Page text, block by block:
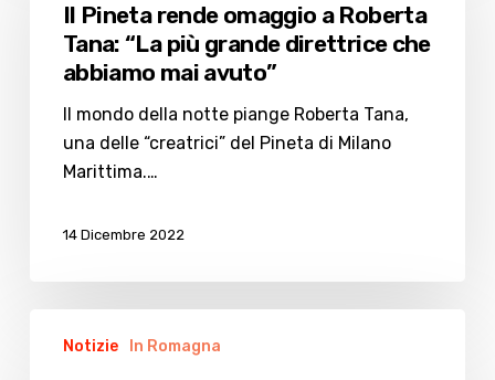
omaggio
Roberta
direttrice
abbiamo
avuto”
Il Pineta rende omaggio a Roberta
Tana: “La più grande direttrice che
abbiamo mai avuto”
Il mondo della notte piange Roberta Tana,
una delle “creatrici” del Pineta di Milano
Marittima.…
14 Dicembre 2022
mondoNotizie In Romagna